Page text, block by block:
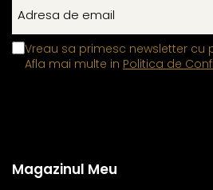
Vreau sa primesc newsletter cu
Afla mai multe in Politica de
Magazinul Meu